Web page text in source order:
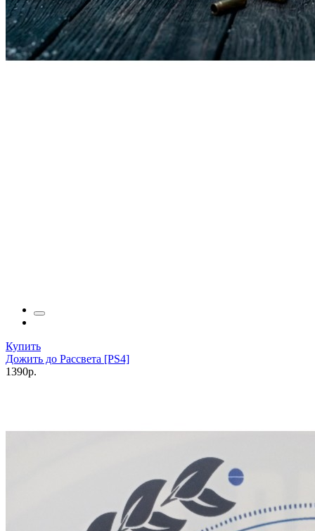
Купить
Дожить до Рассвета [PS4]
1390р.